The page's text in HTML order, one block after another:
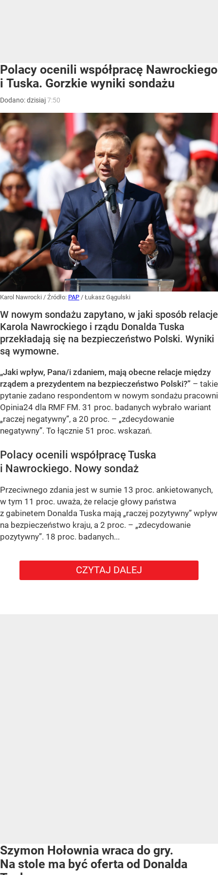
Polacy ocenili współpracę Nawrockiego
i Tuska. Gorzkie wyniki sondażu
Dodano:dzisiaj7:50
Karol Nawrocki / Źródło: PAP / Łukasz Gągulski
W nowym sondażu zapytano, w jaki sposób relacje
Karola Nawrockiego i rządu Donalda Tuska
przekładają się na bezpieczeństwo Polski. Wyniki
są wymowne.
„Jaki wpływ, Pana/i zdaniem, mają obecne relacje między
rządem a prezydentem na bezpieczeństwo Polski?” – takie
pytanie zadano respondentom w nowym sondażu pracowni
Opinia24 dla RMF FM. 31 proc. badanych wybrało wariant
„raczej negatywny”, a 20 proc. – „zdecydowanie
negatywny”. To łącznie 51 proc. wskazań.
Polacy ocenili współpracę Tuska
i Nawrockiego. Nowy sondaż
Przeciwnego zdania jest w sumie 13 proc. ankietowanych,
w tym 11 proc. uważa, że relacje głowy państwa
z gabinetem Donalda Tuska mają „raczej pozytywny” wpływ
na bezpieczeństwo kraju, a 2 proc. – „zdecydowanie
pozytywny”. 18 proc. badanych...
CZYTAJ DALEJ
Szymon Hołownia wraca do gry.
Na stole ma być oferta od Donalda